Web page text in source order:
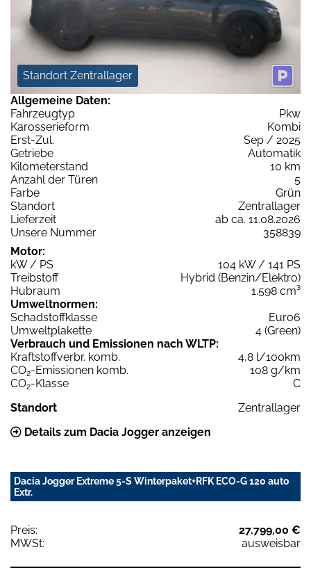
Standort Zentrallager
Allgemeine Daten:
Fahrzeugtyp
Pkw
Karosserieform
Kombi
Erst-Zul.
Sep / 2025
Getriebe
Automatik
Kilometerstand
10 km
Anzahl der Türen
5
Farbe
Grün
Standort
Zentrallager
Lieferzeit
ab ca. 11.08.2026
Unsere Nummer
358839
Motor:
kW / PS
104 kW / 141 PS
Treibstoff
Hybrid (Benzin/Elektro)
Hubraum
1.598 cm³
Umweltnormen:
Schadstoffklasse
Euro6
Umweltplakette
4 (Green)
Verbrauch und Emissionen nach WLTP:
Kraftstoffverbr. komb.
4,8 l/100km
CO2-Emissionen komb.
108 g/km
CO2-Klasse
C
Standort
Zentrallager
Details zum Dacia Jogger anzeigen
Dacia Jogger Extreme 5-S Winterpaket+RFK ECO-G 120 auto
Extr.
Preis:
27.799,00 €
MWSt:
ausweisbar